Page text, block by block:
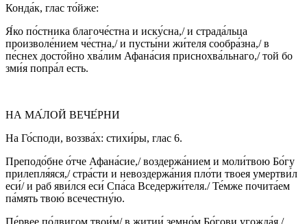
Конда́к, глас то́йже:
Я́ко по́стника благоче́стна и иску́сна,/ и страда́льца
произволе́нием че́стна,/ и пусты́ни жи́теля сообра́зна,/ в
пе́снех досто́йно хва́лим Афана́сия приснохва́льнаго,/ той бо
зми́я попра́л есть.
НА МА́ЛОЙ ВЕЧЕ́РНИ
На Го́споди, воззва́х: стихи́ры, глас 6.
Преподо́бне о́тче Афана́сие,/ воздержа́нием и моли́твою Бо́гу
прилепля́яся,/ стра́сти и невоздержа́ния пло́ти твоея умертви́л
еси́/ и раб яви́лся еси́ Спа́са Вседержи́теля./ Те́мже почита́ем
па́мять твою́ всечестну́ю.
Пе́рвее по́двигом твои́м/ в житии́ земно́м Бо́гови угожда́я,/